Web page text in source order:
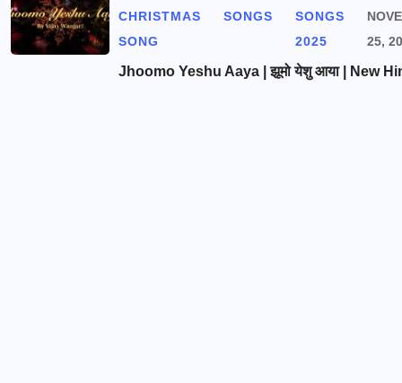
CHRISTMAS
SONG
SONGS
SONGS
2025
25,
Jhoomo Yeshu Aaya | झूमो येशु आया | New